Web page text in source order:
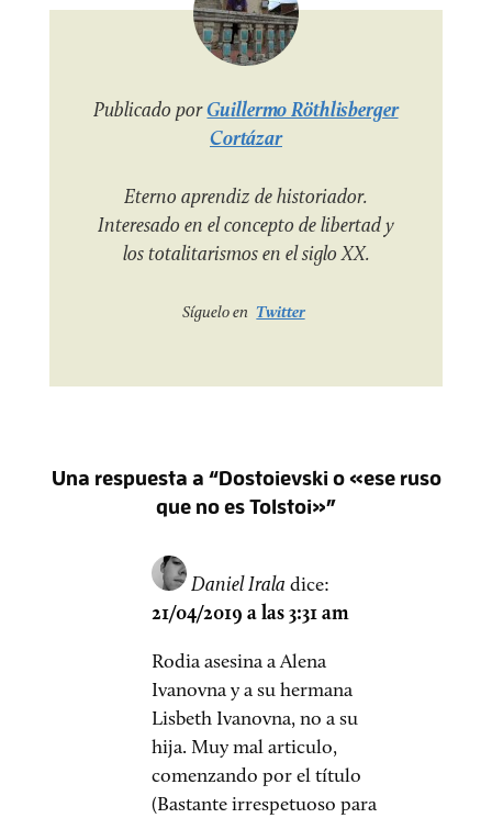
Publicado porGuillermo Röthlisberger
Cortázar
Eterno aprendiz de historiador.
Interesado en el concepto de libertad y
los totalitarismos en el siglo XX.
Síguelo en Twitter
Una respuesta a “Dostoievski o «ese ruso
que no es Tolstoi»”
Daniel Irala dice:
21/04/2019 a las 3:31 am
Rodia asesina a Alena
Ivanovna y a su hermana
Lisbeth Ivanovna, no a su
hija. Muy mal articulo,
comenzando por el título
(Bastante irrespetuoso para